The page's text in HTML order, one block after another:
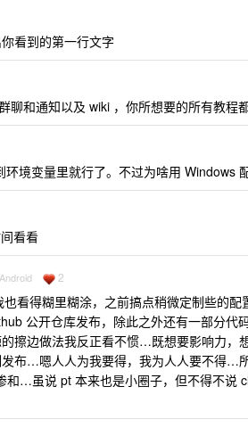
看到的第一行文字
聊和通知以及 wiki ，你所想要的所有教程
境变量里就行了。不过为啥用 Windows
看看
2
看得糊里糊涂，之前搞点稍微定制些的
公开仓库发布，除此之外还有一部分代
擦边做法我反正看不惯…既想要影响力，
布…嗯人人为我要得，我为人人要不得…
和…虽说 pt 本来也是小圈子，但不得不说